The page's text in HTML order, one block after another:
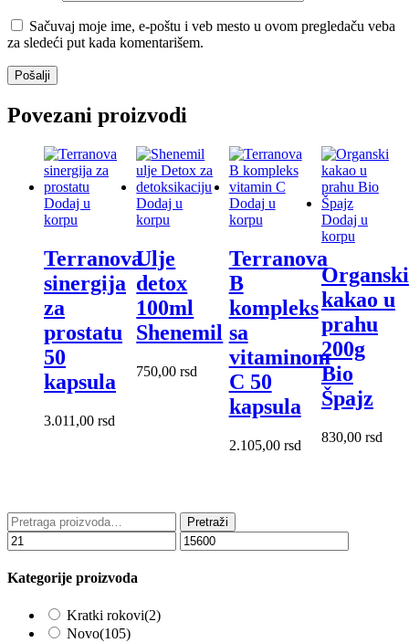
Sačuvaj moje ime, e-poštu i veb mesto u ovom pregledaču veba
za sledeći put kada komentarišem.
Povezani proizvodi
Dodaj u
korpu
Terranova
sinergija
za
prostatu
50
kapsula
3.011,00 rsd
Dodaj u
korpu
Ulje
detox
100ml
Shenemil
750,00rsd
Dodaj u
korpu
Terranova
B
kompleks
sa
vitaminom
C 50
kapsula
2.105,00 rsd
Dodaj u
korpu
Organski
kakao u
prahu
200g
Bio
Špajz
830,00 rsd
Pretraga
za:
Pretraži
Kategorije proizvoda
Kratki rokovi(2)
Novo(105)